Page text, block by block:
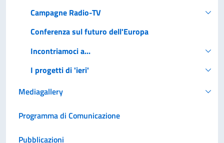
Campagne Radio-TV
Conferenza sul futuro dell'Europa
Incontriamoci a...
I progetti di 'ieri'
Mediagallery
Programma di Comunicazione
Pubblicazioni